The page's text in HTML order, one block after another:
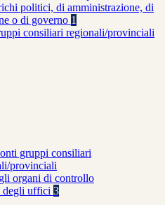
politici, di amministrazione, di
o di governo 1
consiliari regionali/provinciali
gruppi consiliari
provinciali
organi di controllo
degli uffici 3